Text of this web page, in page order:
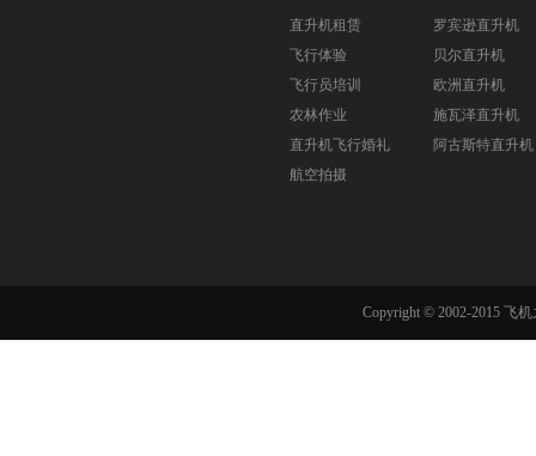
直升机租赁
飞行体验
飞行员培训
农林作业
直升机飞行婚礼
航空拍摄
罗宾逊直升机
贝尔直升机
欧洲直升机
施瓦泽直升机
阿古斯特直升机
Copyright © 2002-2015 飞